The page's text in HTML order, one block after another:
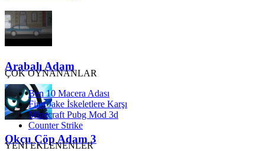
Arabalı Adam
Okçu Çöp Adam 3
ÇOK OYNANANLAR
Ben 10 Macera Adası
Finn Jake İskeletlere Karşı
Minecraft Pubg Mod 3d
Counter Strike
YENİ EKLENENLER